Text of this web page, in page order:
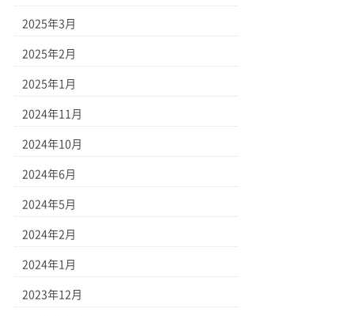
2025年3月
2025年2月
2025年1月
2024年11月
2024年10月
2024年6月
2024年5月
2024年2月
2024年1月
2023年12月